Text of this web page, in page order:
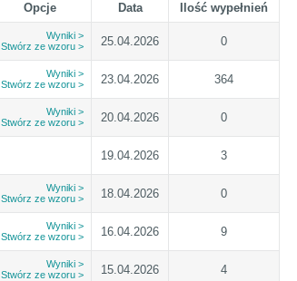
Opcje Data Ilość wypełnień
Wyniki >
Stwórz ze wzoru >
25.04.2026 0
Wyniki >
Stwórz ze wzoru >
23.04.2026 364
Wyniki >
Stwórz ze wzoru >
20.04.2026 0
19.04.2026 3
Wyniki >
Stwórz ze wzoru >
18.04.2026 0
Wyniki >
Stwórz ze wzoru >
16.04.2026 9
Wyniki >
Stwórz ze wzoru >
15.04.2026 4